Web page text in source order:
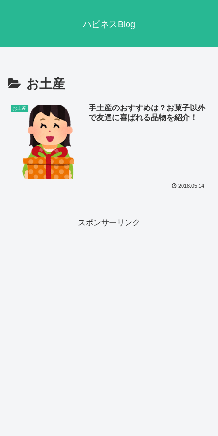
ハピネスBlog
お土産
お土産
手土産のおすすめは？お菓子以外
で友達に喜ばれる品物を紹介！
2018.05.14
スポンサーリンク